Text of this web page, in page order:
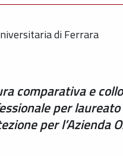
di Ferrara
comparativa e
per
per l’Azienda